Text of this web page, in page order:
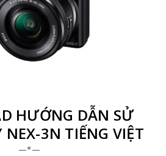
HƯỚNG DẪN SỬ
NEX-3N TIẾNG VIỆT
—*—